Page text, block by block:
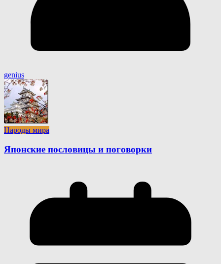
genius
Народы мира
Японские пословицы и поговорки